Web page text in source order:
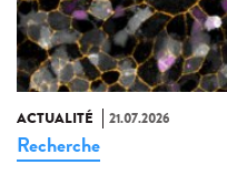
ACTUALITÉ 21.07.2026
Recherche